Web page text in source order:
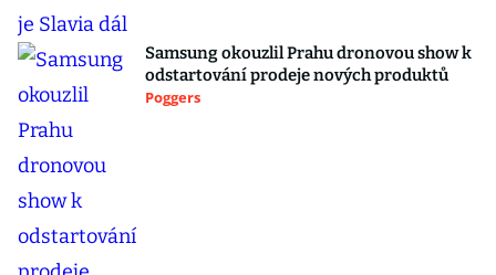
Samsung okouzlil Prahu dronovou show k
odstartování prodeje nových produktů
Poggers